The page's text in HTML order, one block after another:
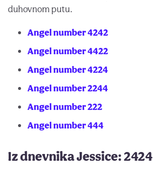
duhovnom putu.
Angel number 4242
Angel number 4422
Angel number 4224
Angel number 2244
Angel number 222
Angel number 444
Iz dnevnika Jessice: 2424